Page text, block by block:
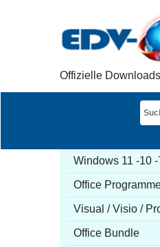
Offizielle
Windows 11 -10 -
Office
Visual / Visio /
Office Bundle